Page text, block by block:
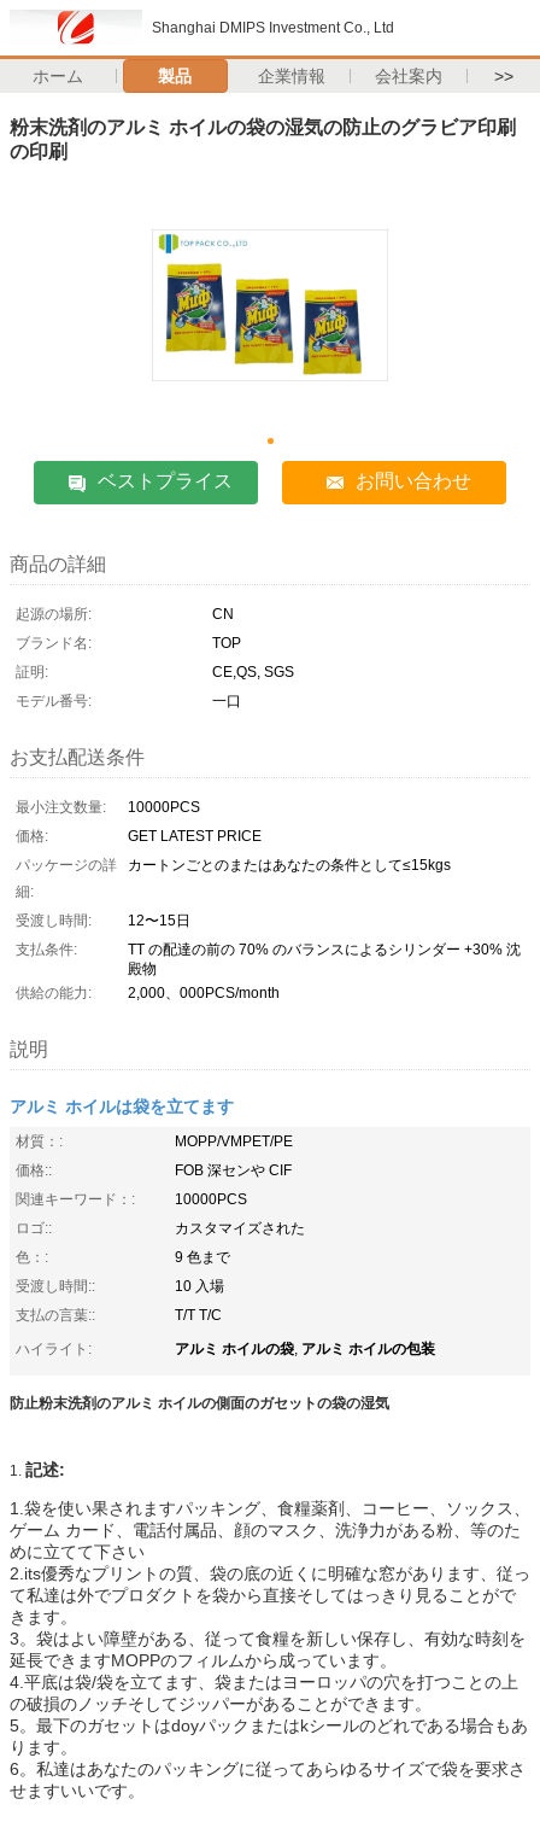
Shanghai DMIPS Investment Co., Ltd
ホーム 製品 企業情報 会社案内 >>
粉末洗剤のアルミ ホイルの袋の湿気の防止のグラビア印刷
の印刷
ベストプライス お問い合わせ
商品の詳細
起源の場所:
CN
ブランド名:
TOP
証明:
CE,QS, SGS
モデル番号:
一口
お支払配送条件
最小注文数量:
10000PCS
価格:
GET LATEST PRICE
パッケージの詳
細:
カートンごとのまたはあなたの条件として≤15kgs
受渡し時間:
12〜15日
支払条件:
TT の配達の前の 70% のバランスによるシリンダー +30% 沈
殿物
供給の能力:
2,000、000PCS/month
説明
アルミ ホイルは袋を立てます
材質：:
MOPP/VMPET/PE
価格::
FOB 深センや CIF
関連キーワード：:
10000PCS
ロゴ::
カスタマイズされた
色：:
9 色まで
受渡し時間::
10 入場
支払の言葉::
T/T T/C
ハイライト:
アルミ ホイルの袋, アルミ ホイルの包装
防止粉末洗剤のアルミ ホイルの側面のガセットの袋の湿気
1. 記述:
1.袋を使い果されますパッキング、食糧薬剤、コーヒー、ソックス、
ゲーム カード、電話付属品、顔のマスク、洗浄力がある粉、等のた
めに立てて下さい
2.its優秀なプリントの質、袋の底の近くに明確な窓があります、従っ
て私達は外でプロダクトを袋から直接そしてはっきり見ることがで
きます。
3。袋はよい障壁がある、従って食糧を新しい保存し、有効な時刻を
延長できますMOPPのフィルムから成っています。
4.平底は袋/袋を立てます、袋またはヨーロッパの穴を打つことの上
の破損のノッチそしてジッパーがあることができます。
5。最下のガセットはdoyパックまたはkシールのどれである場合もあ
ります。
6。私達はあなたのパッキングに従ってあらゆるサイズで袋を要求さ
せますいいです。